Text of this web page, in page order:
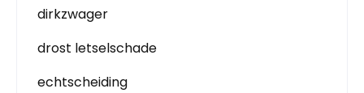
dirkzwager
drost letselschade
echtscheiding